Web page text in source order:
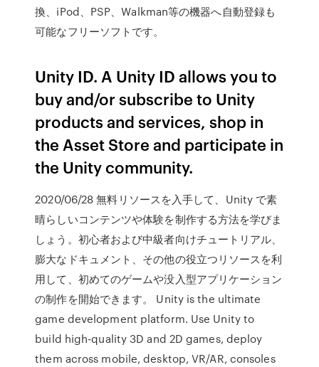
換、iPod、PSP、Walkman等の機器へ自動登録も
可能なフリーソフトです。
Unity ID. A Unity ID allows you to
buy and/or subscribe to Unity
products and services, shop in
the Asset Store and participate in
the Unity community.
2020/06/28 無料リソースを入手して、Unity で素
晴らしいコンテンツや体験を制作する方法を学びま
しょう。初心者および中級者向けチュートリアル、
膨大なドキュメント、その他の役立つリソースを利
用して、初めてのゲームや没入型アプリケーション
の制作を開始できます。 Unity is the ultimate
game development platform. Use Unity to
build high-quality 3D and 2D games, deploy
them across mobile, desktop, VR/AR, consoles